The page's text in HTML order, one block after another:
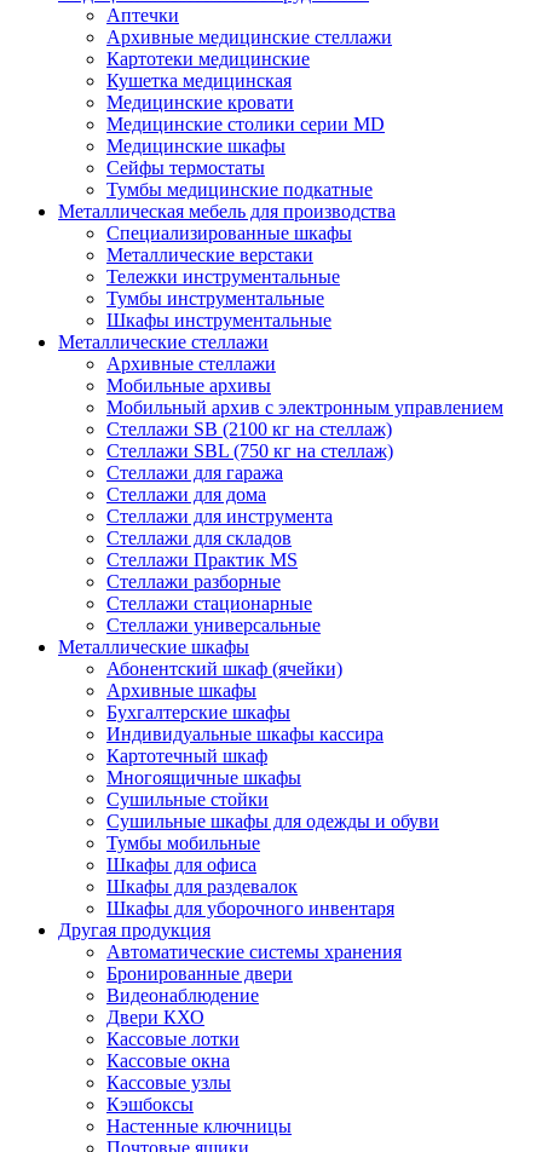
Аптечки
Архивные медицинские стеллажи
Картотеки медицинские
Кушетка медицинская
Медицинские кровати
Медицинские столики серии MD
Медицинские шкафы
Сейфы термостаты
Тумбы медицинские подкатные
Металлическая мебель для производства
Cпециализированные шкафы
Металлические верстаки
Тележки инструментальные
Тумбы инструментальные
Шкафы инструментальные
Металлические стеллажи
Архивные стеллажи
Мобильные архивы
Мобильный архив с электронным управлением
Стеллажи SB (2100 кг на стеллаж)
Стеллажи SBL (750 кг на стеллаж)
Стеллажи для гаража
Стеллажи для дома
Стеллажи для инструмента
Стеллажи для складов
Стеллажи Практик MS
Стеллажи разборные
Стеллажи стационарные
Стеллажи универсальные
Металлические шкафы
Абонентский шкаф (ячейки)
Архивные шкафы
Бухгалтерские шкафы
Индивидуальные шкафы кассира
Картотечный шкаф
Многоящичные шкафы
Сушильные стойки
Сушильные шкафы для одежды и обуви
Тумбы мобильные
Шкафы для офиса
Шкафы для раздевалок
Шкафы для уборочного инвентаря
Другая продукция
Автоматические системы хранения
Бронированные двери
Видеонаблюдение
Двери КХО
Кассовые лотки
Кассовые окна
Кассовые узлы
Кэшбоксы
Настенные ключницы
Почтовые ящики